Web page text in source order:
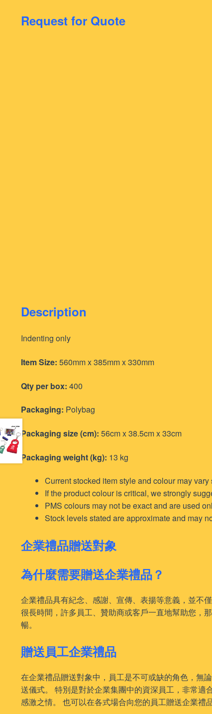
Request for Quote
Description
Indenting only
Item Size: 560mm x 385mm x 330mm
Qty per box: 400
Packaging: Polybag
Packaging size (cm): 56cm x 38.5cm x 33cm
Packaging weight (kg): 13 kg
Current stocked item style and colour may
If the product colour is critical, we strongly
PMS colours may not be exact and are used
Stock levels stated are approximate and may
企業禮品贈送對象
為什麼需要贈送企業禮品？
企業禮品具有紀念、感謝、宣傳、表揚等意義，並不
很長時間，許多員工、贊助商或客戶一直地幫助您，
暢。
贈送員工企業禮品
在企業禮品贈送對象中，員工是不可或缺的角色，無
送儀式。 特別是對於企業集團中的資深員工，非常
感激之情。 也可以在各式場合向您的員工贈送企業禮